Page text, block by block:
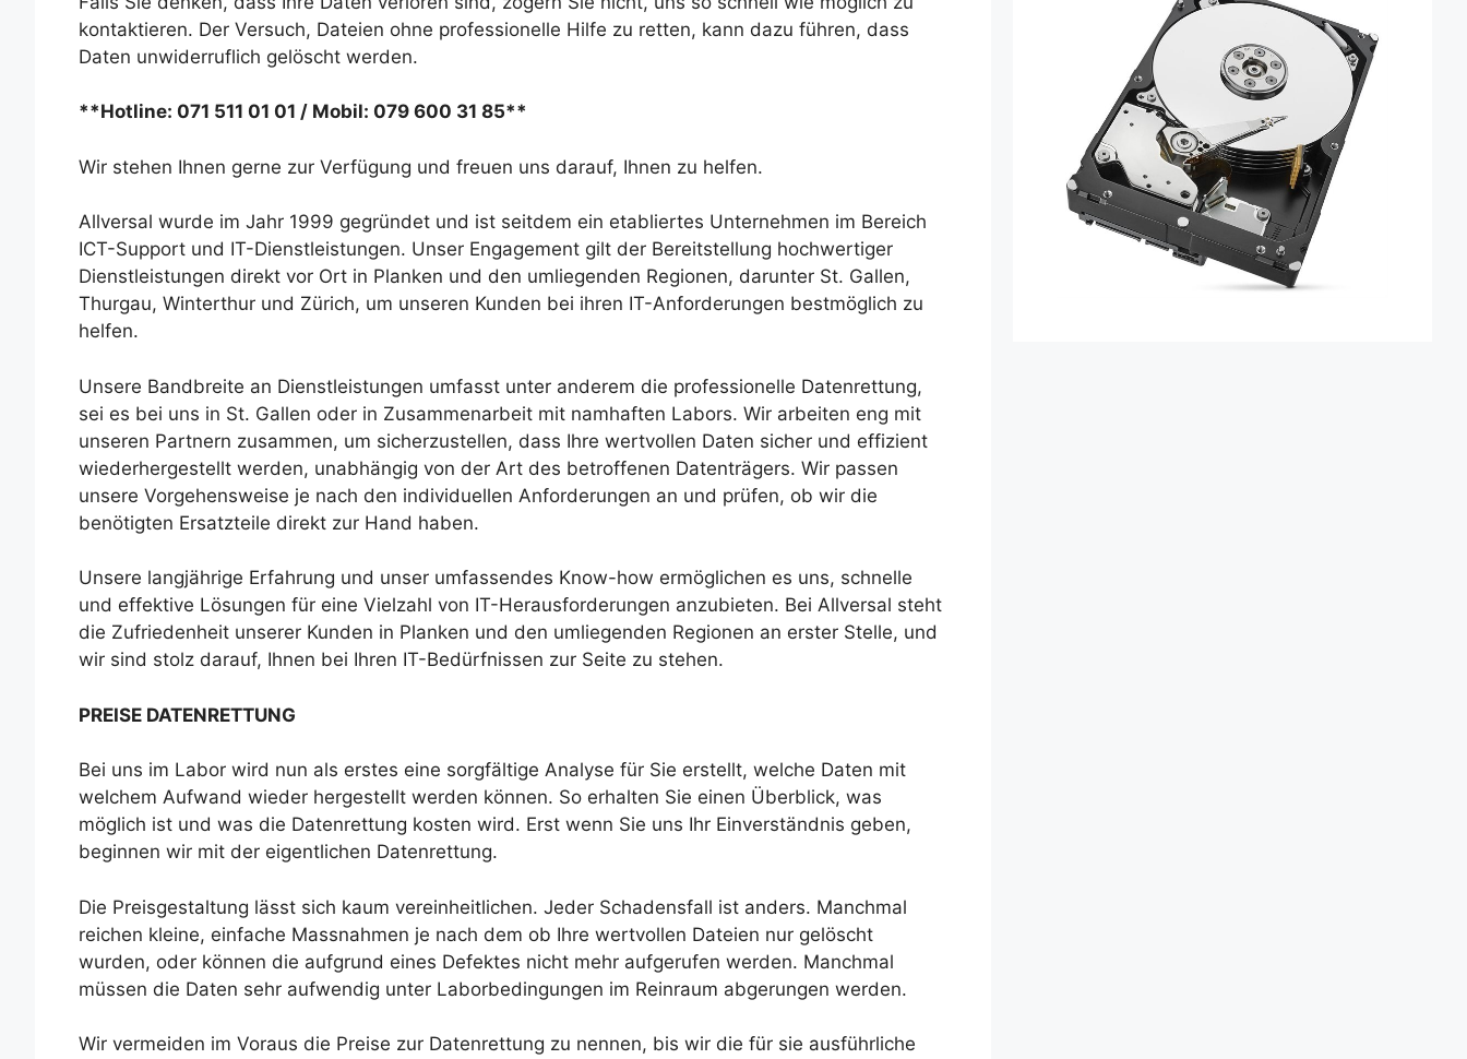
kontaktieren. Der Versuch, Dateien ohne professionelle Hilfe zu retten, kann dazu führen, dass
Daten unwiderruflich gelöscht werden.
**Hotline: 071 511 01 01 / Mobil: 079 600 31 85**
Wir stehen Ihnen gerne zur Verfügung und freuen uns darauf, Ihnen zu helfen.
Allversal wurde im Jahr 1999 gegründet und ist seitdem ein etabliertes Unternehmen im Bereich
ICT-Support und IT-Dienstleistungen. Unser Engagement gilt der Bereitstellung hochwertiger
Dienstleistungen direkt vor Ort in Planken und den umliegenden Regionen, darunter St. Gallen,
Thurgau, Winterthur und Zürich, um unseren Kunden bei ihren IT-Anforderungen bestmöglich zu
helfen.
Unsere Bandbreite an Dienstleistungen umfasst unter anderem die professionelle Datenrettung,
sei es bei uns in St. Gallen oder in Zusammenarbeit mit namhaften Labors. Wir arbeiten eng mit
unseren Partnern zusammen, um sicherzustellen, dass Ihre wertvollen Daten sicher und effizient
wiederhergestellt werden, unabhängig von der Art des betroffenen Datenträgers. Wir passen
unsere Vorgehensweise je nach den individuellen Anforderungen an und prüfen, ob wir die
benötigten Ersatzteile direkt zur Hand haben.
Unsere langjährige Erfahrung und unser umfassendes Know-how ermöglichen es uns, schnelle
und effektive Lösungen für eine Vielzahl von IT-Herausforderungen anzubieten. Bei Allversal steht
die Zufriedenheit unserer Kunden in Planken und den umliegenden Regionen an erster Stelle, und
wir sind stolz darauf, Ihnen bei Ihren IT-Bedürfnissen zur Seite zu stehen.
PREISE DATENRETTUNG
Bei uns im Labor wird nun als erstes eine sorgfältige Analyse für Sie erstellt, welche Daten mit
welchem Aufwand wieder hergestellt werden können. So erhalten Sie einen Überblick, was
möglich ist und was die Datenrettung kosten wird. Erst wenn Sie uns Ihr Einverständnis geben,
beginnen wir mit der eigentlichen Datenrettung.
Die Preisgestaltung lässt sich kaum vereinheitlichen. Jeder Schadensfall ist anders. Manchmal
reichen kleine, einfache Massnahmen je nach dem ob Ihre wertvollen Dateien nur gelöscht
wurden, oder können die aufgrund eines Defektes nicht mehr aufgerufen werden. Manchmal
müssen die Daten sehr aufwendig unter Laborbedingungen im Reinraum abgerungen werden.
Wir vermeiden im Voraus die Preise zur Datenrettung zu nennen, bis wir die für sie ausführliche